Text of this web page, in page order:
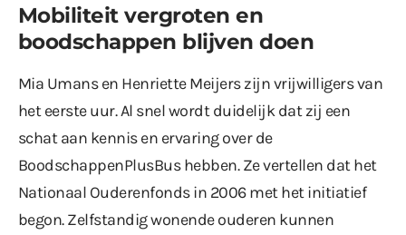
Mobiliteit vergroten en
boodschappen blijven doen
Mia Umans en Henriette Meijers zijn vrijwilligers van
het eerste uur. Al snel wordt duidelijk dat zij een
schat aan kennis en ervaring over de
BoodschappenPlusBus hebben. Ze vertellen dat het
Nationaal Ouderenfonds in 2006 met het initiatief
begon. Zelfstandig wonende ouderen kunnen